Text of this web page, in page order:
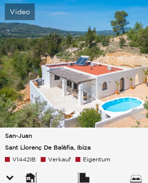
Video
San-Juan
Sant Llorenç De Balàfia, Ibiza
V1442IB Verkauf Eigentum